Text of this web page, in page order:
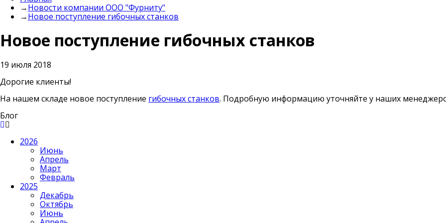
→Новости компании ООО "Фурниту"
→Новое поступление гибочных станков
Новое поступление гибочных станков
19 июля 2018
Дорогие клиенты!
На нашем складе новое поступление гибочных станков. Подробную информацию уточняйте у наших
Блог
2026
Июнь
Апрель
Март
Февраль
2025
Декабрь
Октябрь
Июнь